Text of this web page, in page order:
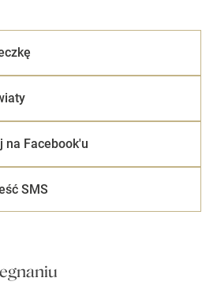
na Facebook'u
SMS